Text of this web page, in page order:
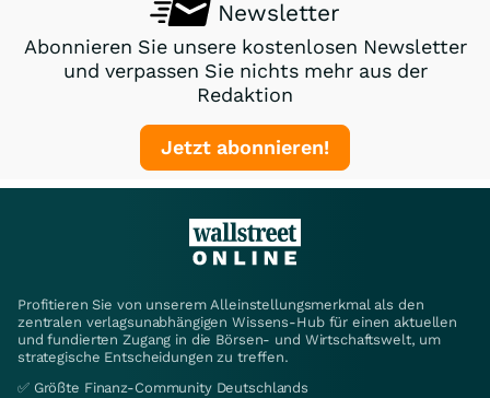
Newsletter
Abonnieren Sie unsere kostenlosen Newsletter
und verpassen Sie nichts mehr aus der
Redaktion
Jetzt abonnieren!
Profitieren Sie von unserem Alleinstellungsmerkmal als den
zentralen verlagsunabhängigen Wissens-Hub für einen aktuellen
und fundierten Zugang in die Börsen- und Wirtschaftswelt, um
strategische Entscheidungen zu treffen.
✅ Größte Finanz-Community Deutschlands